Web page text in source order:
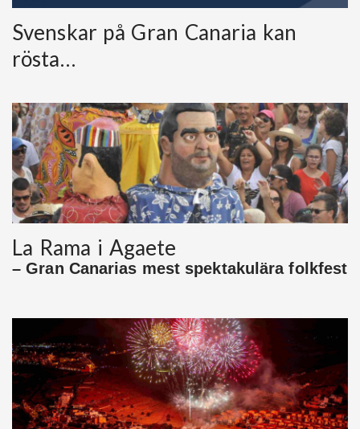
Svenskar på Gran Canaria kan
rösta…
La Rama i Agaete
– Gran Canarias mest spektakulära folkfest